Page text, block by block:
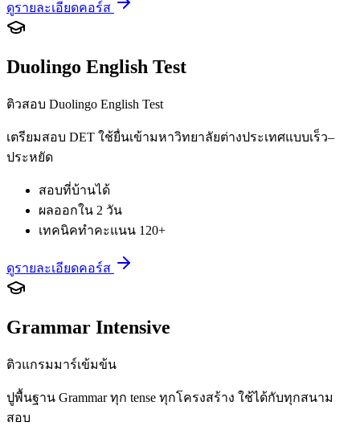
ดูรายละเอียดคอร์ส
Duolingo English Test
ติวสอบ Duolingo English Test
เตรียมสอบ DET ใช้ยื่นเข้ามหาวิทยาลัยต่างประเทศแบบเร็ว–
ประหยัด
สอบที่บ้านได้
ผลออกใน 2 วัน
เทคนิคทำคะแนน 120+
ดูรายละเอียดคอร์ส
Grammar Intensive
ติวแกรมมาร์เข้มข้น
ปูพื้นฐาน Grammar ทุก tense ทุกโครงสร้าง ใช้ได้กับทุกสนาม
สอบ